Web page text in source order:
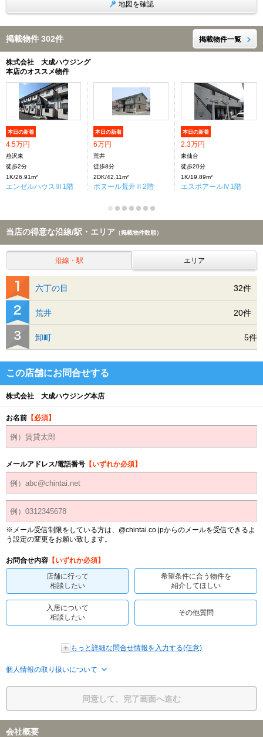
地図を確認
掲載物件 302件 掲載物件一覧
株式会社 大成ハウジング
本店のオススメ物件
本日の新着
4.5万円
燕沢東
徒歩2分
1K/26.91m²
エンゼルハウスⅢ1階
本日の新着
6万円
荒井
徒歩8分
2DK/42.11m²
ボヌール荒井Ⅱ2階
本日の新着
2.3万円
東仙台
徒歩20分
1K/19.89m²
エスポアールⅣ1階
当店の得意な沿線/駅・エリア （掲載物件数順）
沿線・駅 エリア
六丁の目 32件
荒井 20件
卸町 5件
この店舗にお問合せする
株式会社 大成ハウジング本店
お名前 【必須】
メールアドレス/電話番号 【いずれか必須】
※メール受信制限をしている方は、@chintai.co.jpからのメールを受信できるよ
う設定の変更をお願い致します。
お問合せ内容 【いずれか必須】
店舗に行って
相談したい
希望条件に合う物件を
紹介してほしい
入居について
相談したい
その他質問
もっと詳細な問合せ情報を入力する(任意)
個人情報の取り扱いについて
同意して、完了画面へ進む
会社概要